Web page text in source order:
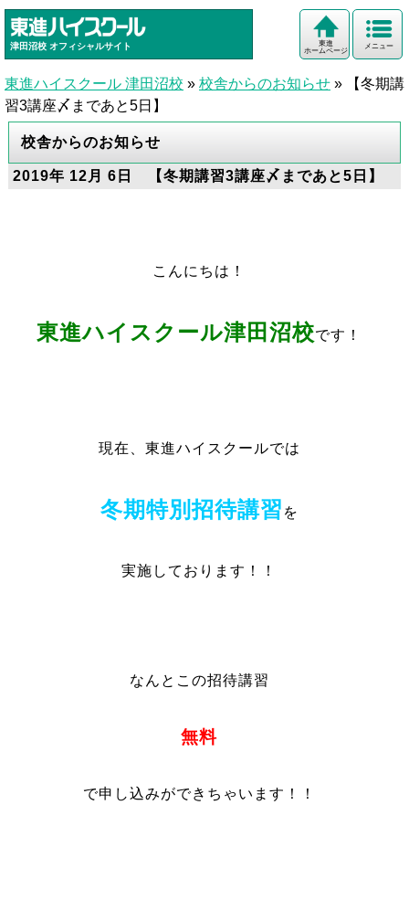
津田沼校 オフィシャルサイト メニュー
東進
ホームページ
東進ハイスクール 津田沼校 » 校舎からのお知らせ »
【冬期講
習3講座〆まであと5日】
校舎からのお知らせ
2019年 12月 6日 【冬期講習3講座〆まであと5日】
こんにちは！
東進ハイスクール津田沼校です！
現在、東進ハイスクールでは
冬期特別招待講習 を
実施しております！！
なんとこの招待講習
無料
で申し込みができちゃいます！！